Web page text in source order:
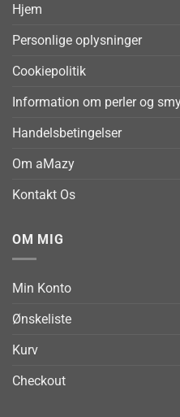
Hjem
Personlige oplysninger
Cookiepolitik
Information om perler og
Handelsbetingelser
Om aMazy
Kontakt Os
OM MIG
Min Konto
Ønskeliste
Kurv
Checkout